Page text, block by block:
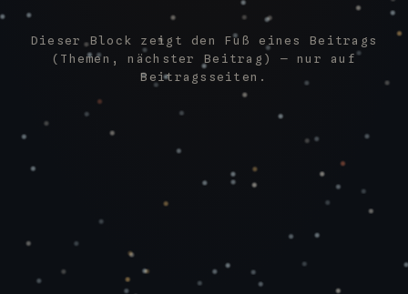
Dieser Block zeigt den Fuß eines Beitrags
(Themen, nächster Beitrag) — nur auf
Beitragsseiten.